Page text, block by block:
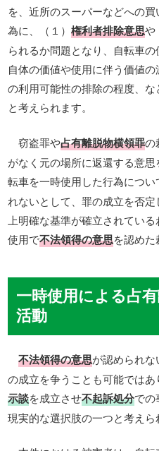
を、近所のスーパーなどへの
為に、（１）権利者排除意思や
られるか問題となり、自転車
自体の価値や使用に伴う価値
の利用可能性の排除の程度、
と考えられます。
窃盗罪や占有離脱物横領罪の
がなく元の場所に返還する意
転車を一時使用した行為につい
れないとして、罪の成立を否
上明確な基準が確立されてい
使用で不法領得の意思を認めた
一時使用による占
活動
不法領得の意思が認められ
の成立を争うことも可能では
示談を成立させ不起訴処分での
現実的な選択肢の一つと考えら